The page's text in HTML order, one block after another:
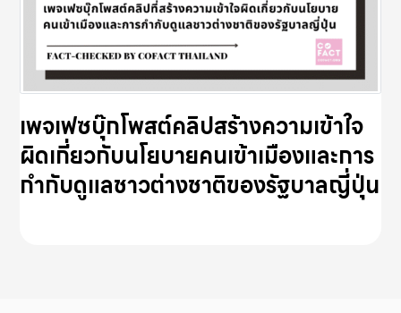
เพจเฟซบุ๊กโพสต์คลิปสร้างความเข้าใจ
ผิดเกี่ยวกับนโยบายคนเข้าเมืองและการ
กำกับดูแลชาวต่างชาติของรัฐบาลญี่ปุ่น